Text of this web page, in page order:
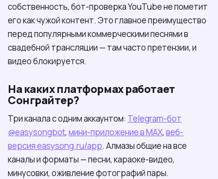
собственность, бот-проверка YouTube не пометит
его как чужой контент. Это главное преимущество
перед популярными коммерческими песнями в
свадебной трансляции — там часто претензии, и
видео блокируется.
На каких платформах работает
Сонграйтер?
Три канала с одним аккаунтом: Telegram-бот
@easysongbot, мини-приложение в МАХ, веб-
версия easysong.ru/app. Алмазы общие на все
каналы и форматы — песни, караоке-видео,
минусовки, оживление фотографий пары.